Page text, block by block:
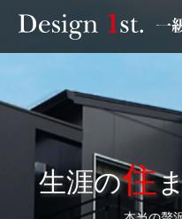
施工実績・施工事例
リフォーム
生涯の住